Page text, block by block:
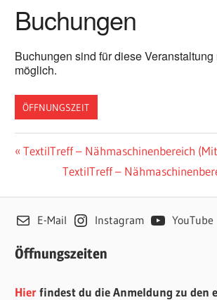
Buchungen
Buchungen sind für diese
möglich.
ÖFFNUNGSZEIT
Beitragsnavigation
Vorheriger
TextilTreff – Nähmaschinenbereich
Nächster
TextilTreff –
E-Mail Instagram YouTube
Öffnungszeiten
Hierfindest du die Anmeldung zu den